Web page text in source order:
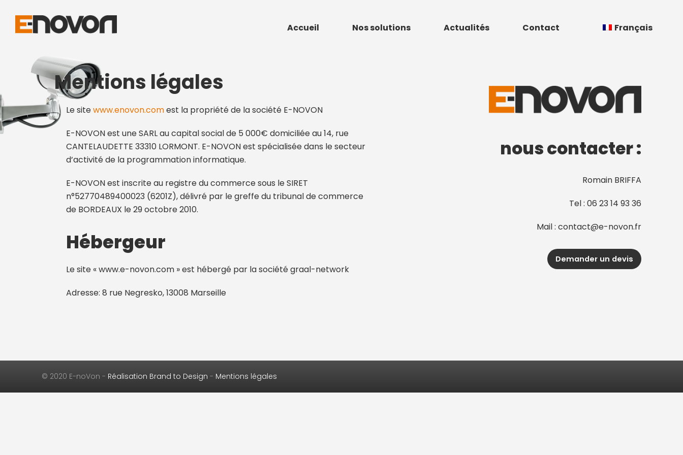
Accueil Nos solutions Actualités Contact Français
Mentions légales
Le sitewww.enovon.comest la propriété de la société E-NOVON
E-NOVON est une SARL au capital social de 5 000€ domiciliée au 14, rue
CANTELAUDETTE 33310 LORMONT. E-NOVON est spécialisée dans le secteur
d’activité de la programmation informatique.
E-NOVON est inscrite au registre du commerce sous le SIRET
n°52770489400023 (6201Z), délivré par le greffe du tribunal de commerce
de BORDEAUX le 29 octobre 2010.
Hébergeur
Le site « www.e-novon.com » est hébergé par la société graal-network
Adresse: 8 rue Negresko, 13008 Marseille
nous contacter :
Romain BRIFFA
Tel : 06 23 14 93 36
Mail : contact@e-novon.fr
Demander un devis
© 2020 E-noVon - Réalisation Brand to Design - Mentions légales